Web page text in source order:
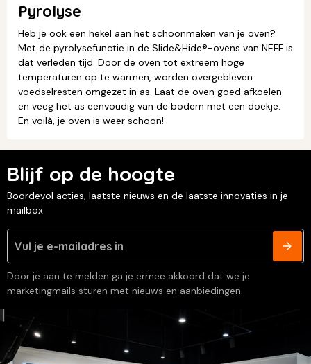
Pyrolyse
Heb je ook een hekel aan het schoonmaken van je oven?
Met de pyrolysefunctie in de Slide&Hide®-ovens van NEFF is
dat verleden tijd. Door de oven tot extreem hoge
temperaturen op te warmen, worden overgebleven
voedselresten omgezet in as. Laat de oven goed afkoelen
en veeg het as eenvoudig van de bodem met een doekje.
En voilà, je oven is weer schoon!
Blijf op de hoogte
Boordevol acties, laatste nieuws en de laatste innovaties in je
mailbox
Door je aan te melden ga je ermee akkoord dat we je
marketingmails sturen met nieuws en aanbiedingen.